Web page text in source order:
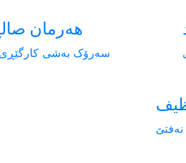
هەرمان
سەرۆک بەشی کارگێڕی